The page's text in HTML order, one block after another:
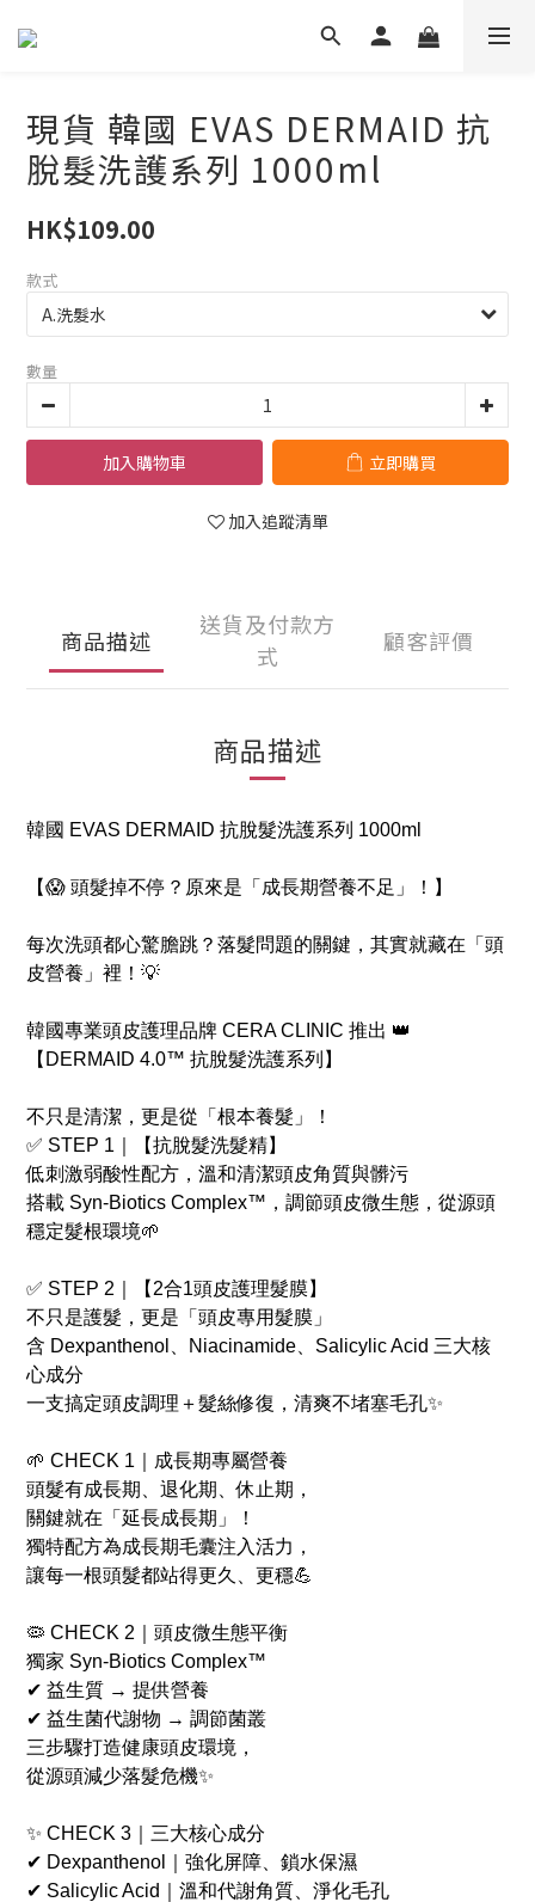
現貨 韓國 EVAS DERMAID 抗
脫髮洗護系列 1000ml
HK$109.00
款式
數量
加入購物車 立即購買
加入追蹤清單
商品描述
送貨及付款方
式
顧客評價
商品描述
韓國 EVAS DERMAID 抗脫髮洗護系列 1000ml
【😱 頭髮掉不停？原來是「成長期營養不足」！】
每次洗頭都心驚膽跳？落髮問題的關鍵，其實就藏在「頭
皮營養」裡！💡
韓國專業頭皮護理品牌 CERA CLINIC 推出 👑
【DERMAID 4.0™ 抗脫髮洗護系列】
不只是清潔，更是從「根本養髮」！
✅ STEP 1｜【抗脫髮洗髮精】
低刺激弱酸性配方，溫和清潔頭皮角質與髒污
搭載 Syn-Biotics Complex™，調節頭皮微生態，從源頭
穩定髮根環境🌱
✅ STEP 2｜【2合1頭皮護理髮膜】
不只是護髮，更是「頭皮專用髮膜」
含 Dexpanthenol、Niacinamide、Salicylic Acid 三大核
心成分
一支搞定頭皮調理＋髮絲修復，清爽不堵塞毛孔✨
🌱 CHECK 1｜成長期專屬營養
頭髮有成長期、退化期、休止期，
關鍵就在「延長成長期」！
獨特配方為成長期毛囊注入活力，
讓每一根頭髮都站得更久、更穩💪
🦠 CHECK 2｜頭皮微生態平衡
獨家 Syn-Biotics Complex™
✔ 益生質 → 提供營養
✔ 益生菌代謝物 → 調節菌叢
三步驟打造健康頭皮環境，
從源頭減少落髮危機✨
✨ CHECK 3｜三大核心成分
✔ Dexpanthenol｜強化屏障、鎖水保濕
✔ Salicylic Acid｜溫和代謝角質、淨化毛孔